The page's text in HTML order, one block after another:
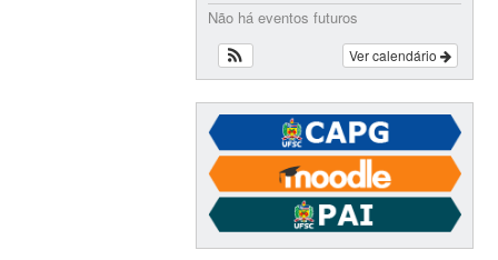
Não há eventos futuros
Ver calendário